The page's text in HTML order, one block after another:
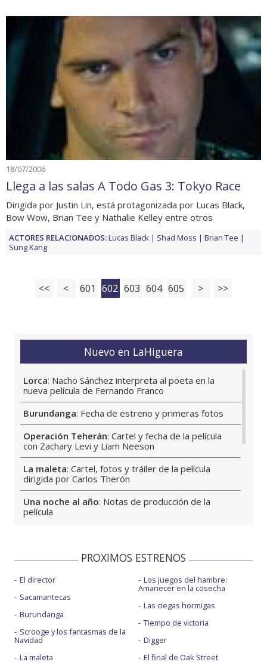
18/07/2006
Llega a las salas A Todo Gas 3: Tokyo Race
Dirigida por Justin Lin, está protagonizada por Lucas Black,
Bow Wow, Brian Tee y Nathalie Kelley entre otros
ACTORES RELACIONADOS:Lucas Black Shad Moss
Brian Tee
Sung Kang
<< < 601 602 603 604 605 > >>
Nuevo en LaHiguera
Lorca: Nacho Sánchez interpreta al poeta en la
nueva película de Fernando Franco
Burundanga: Fecha de estreno y primeras fotos
Operación Teherán: Cartel y fecha de la película
con Zachary Levi y Liam Neeson
La maleta: Cartel, fotos y tráiler de la película
dirigida por Carlos Therón
Una noche al año: Notas de producción de la
película
estreno
Dulce sabor a muerte
: Cartel, tráiler y fecha de la
película de Eli Roth
Deporte: ¿Cómo sería la película ideal sobre fútbol?
Películas
: Por qué el cine lleva un siglo enamorado
PROXIMOS ESTRENOS
El director
Sacamantecas
Burundanga
Scrooge y los fantasmas de la
Navidad
La maleta
Los juegos del hambre:
Amanecer en la cosecha
Las ciegas hormigas
Tiempo de victoria
Digger
El final de Oak Street